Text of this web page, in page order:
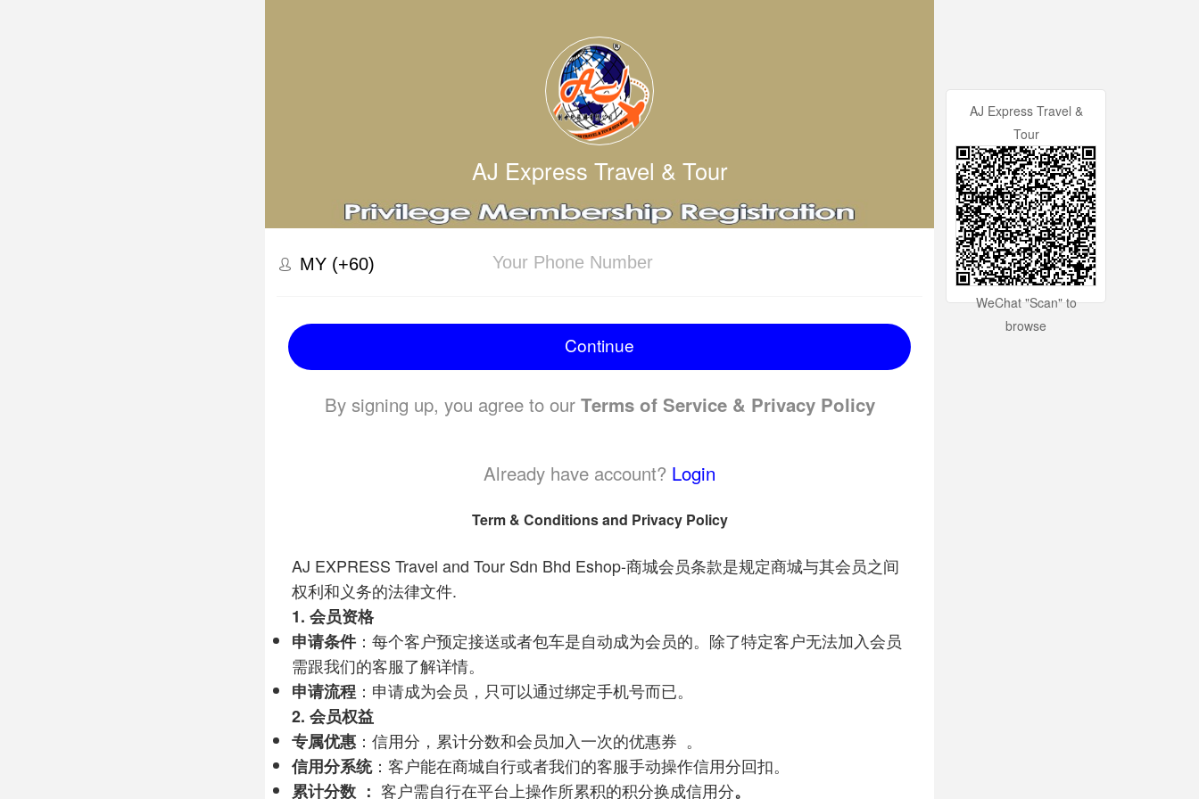
AJ Express Travel & Tour
Continue
By signing up, you agree to our Terms of Service & Privacy Policy
Already have account? Login
Term & Conditions and Privacy Policy
AJ EXPRESS Travel and Tour Sdn Bhd Eshop-商城会员条款是规定商城与其会员之间
权利和义务的法律文件.
1. 会员资格
申请条件 ：每个客户预定接送或者包车是自动成为会员的。除了特定客户无法加入会员
需跟我们的客服了解详情。
申请流程 ：申请成为会员，只可以通过绑定手机号而已。
2. 会员权益
专属优惠 ：信用分，累计分数和会员加入一次的优惠券
。
信用分系统：客户能在商城自行或者我们的客服手动操作信用分回扣。
累计分数
： 客户需自行在平台上操作所累积的积分换成信用分。
AJ Express Travel &
Tour
WeChat "Scan" to
browse